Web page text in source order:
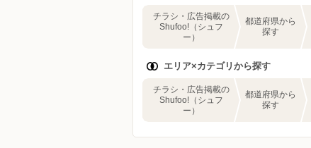
チラシ・広告掲載の
Shufoo!（シュフ
ー）
都道府県から
探す
エリア×カテゴリから探す
チラシ・広告掲載の
Shufoo!（シュフ
ー）
都道府県から
探す